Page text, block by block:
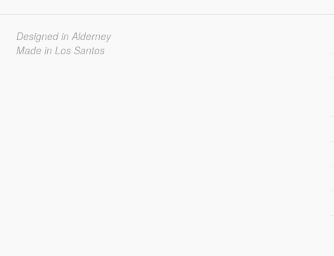
Designed in Alderney
Made in Los Santos